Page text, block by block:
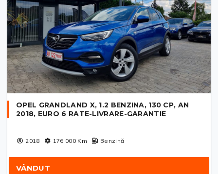
OPEL GRANDLAND X, 1.2 BENZINA, 130 CP, AN
2018, EURO 6 RATE-LIVRARE-GARANTIE
2018 176 000Km Benzină
VÂNDUT